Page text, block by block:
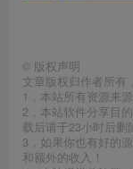
© 版权声明
文章版权归作者所有
1，本站所有资源来
2，本站软件分享目
载后请于23小时后删
3，如果你也有好的
和额外的收入！